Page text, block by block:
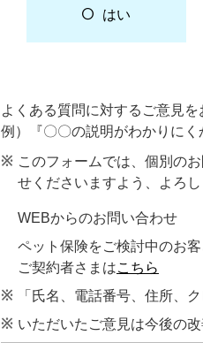
はい
よくある質問に対するご意見を
例）『〇〇の説明がわかりに
このフォームでは、個別の
せくださいますよう、よろし
WEBからのお問い合わせ
ペット保険をご検討中のお
ご契約者さまはこちら
「氏名、電話番号、住所、
いただいたご意見は今後の